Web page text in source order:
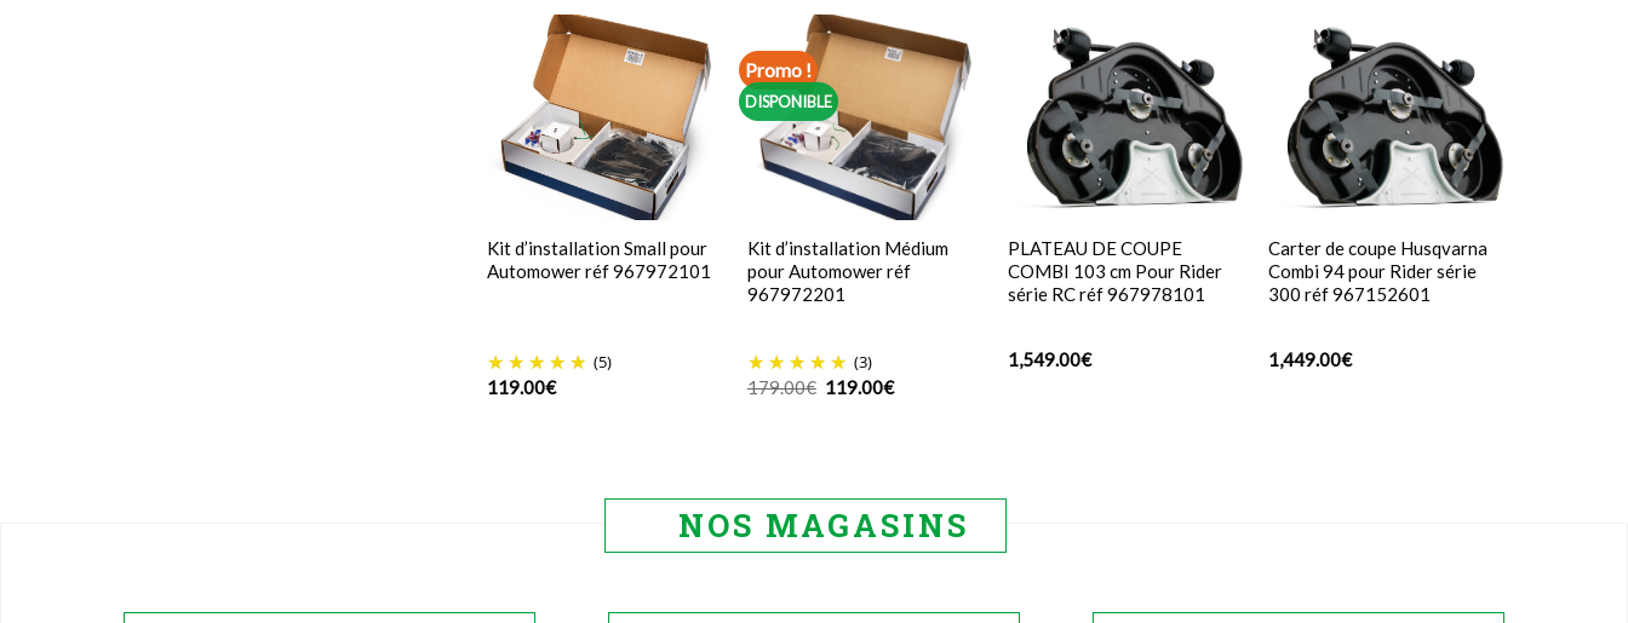
était :
349.00€.299.00€.
101.97€.
69.99€.
Kit d’installation Small pour
Automower réf 967972101
(5)
119.00€
Promo !
DISPONIBLE
Kit d’installation Médium
pour Automower réf
967972201
(3)
179.00€ Le
119.00€Le
PLATEAU DE COUPE
COMBI 103 cm Pour Rider
série RC réf 967978101
1,549.00€
Carter de coupe Husqvarna
Combi 94 pour Rider série
300 réf 967152601
1,449.00€
NOS MAGASINS